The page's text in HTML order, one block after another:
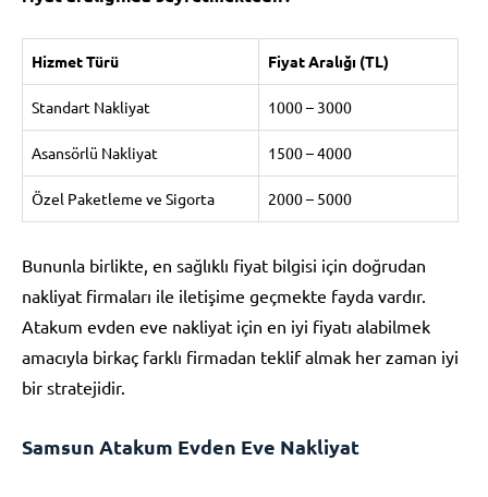
Hizmet Türü Fiyat Aralığı (TL)
Standart Nakliyat 1000 – 3000
Asansörlü Nakliyat 1500 – 4000
Özel Paketleme ve Sigorta 2000 – 5000
Bununla birlikte, en sağlıklı fiyat bilgisi için doğrudan
nakliyat firmaları ile iletişime geçmekte fayda vardır.
Atakum evden eve nakliyat için en iyi fiyatı alabilmek
amacıyla birkaç farklı firmadan teklif almak her zaman iyi
bir stratejidir.
Samsun Atakum Evden Eve Nakliyat